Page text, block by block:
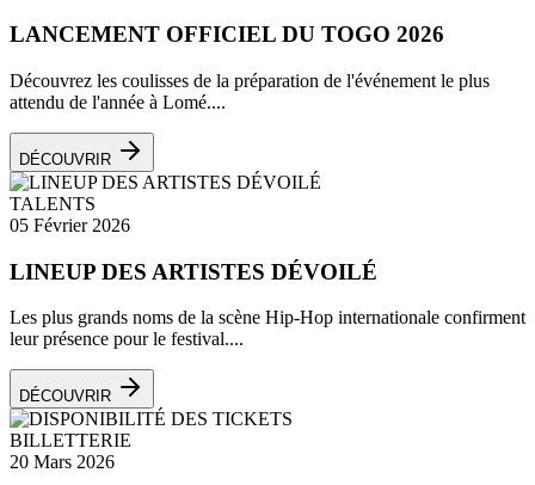
LANCEMENT OFFICIEL DU TOGO 2026
Découvrez les coulisses de la préparation de l'événement le plus
attendu de l'année à Lomé....
DÉCOUVRIR
TALENTS
05 Février 2026
LINEUP DES ARTISTES DÉVOILÉ
Les plus grands noms de la scène Hip-Hop internationale confirment
leur présence pour le festival....
DÉCOUVRIR
BILLETTERIE
20 Mars 2026